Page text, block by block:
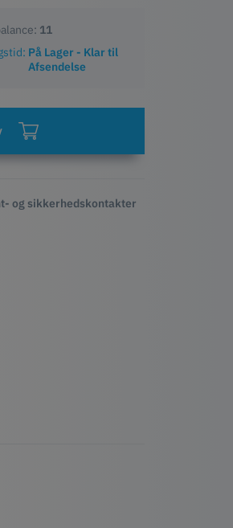
11
På Lager - Klar til
Afsendelse
og sikkerhedskontakter